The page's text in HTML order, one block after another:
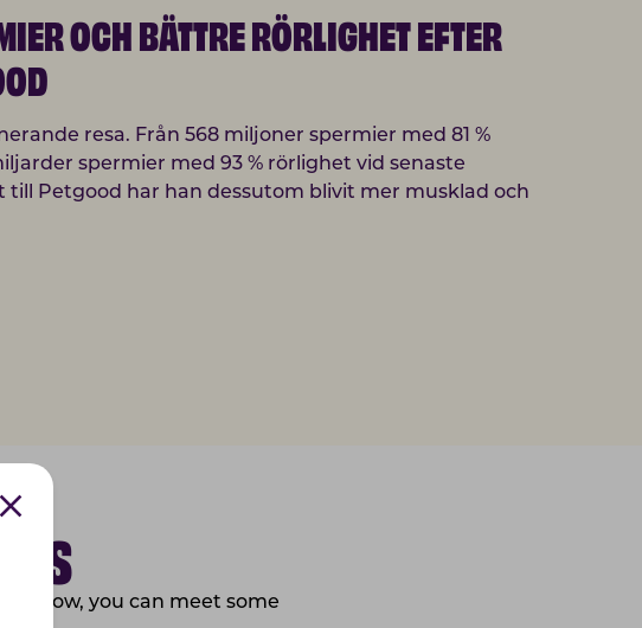
OCH BÄTTRE RÖRLIGHET EFTER
resa. Från 568 miljoner spermier med 81 %
spermier med 93 % rörlighet vid senaste
till Petgood har han dessutom blivit mer musklad och
Below, you can meet some